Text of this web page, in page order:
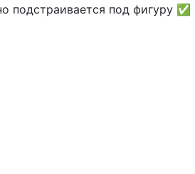
подстраивается под фигуру ✅